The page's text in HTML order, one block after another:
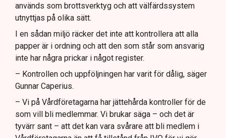
används som brottsverktyg och att välfärdssystem
utnyttjas på olika sätt.
I en sådan miljö räcker det inte att kontrollera att alla
papper är i ordning och att den som står som ansvarig
inte har några prickar i något register.
– Kontrollen och uppföljningen har varit för dålig, säger
Gunnar Caperius.
– Vi på Vårdföretagarna har jättehårda kontroller för de
som vill bli medlemmar. Vi brukar säga – och det är
tyvärr sant – att det kan vara svårare att bli medlem i